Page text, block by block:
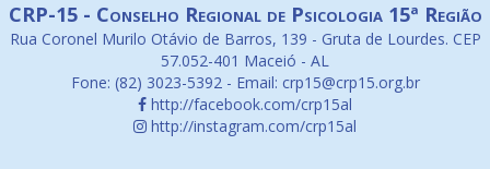
CRP-15 - Conselho Regional de Psicologia 15ª Região
Rua Coronel Murilo Otávio de Barros, 139 - Gruta de Lourdes. CEP
57.052-401 Maceió - AL
Fone: (82) 3023-5392 - Email: crp15@crp15.org.br
http://facebook.com/crp15al
http://instagram.com/crp15al